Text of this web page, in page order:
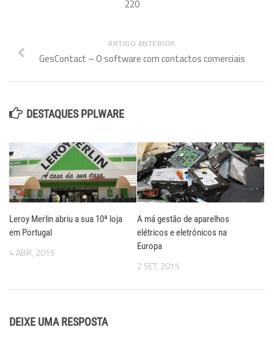
220
ARTIGO ANTERIOR
GesContact – O software com contactos comerciais
DESTAQUES PPLWARE
0
Leroy Merlin abriu a sua 10ª loja
em Portugal
4 ABR, 2015
0
A má gestão de aparelhos
elétricos e eletrónicos na
Europa
2 SET, 2015
DEIXE UMA RESPOSTA